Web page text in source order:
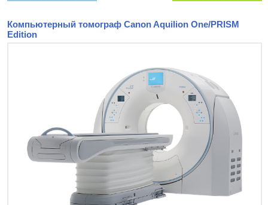
Компьютерный томограф Canon Aquilion One/PRISM
Edition